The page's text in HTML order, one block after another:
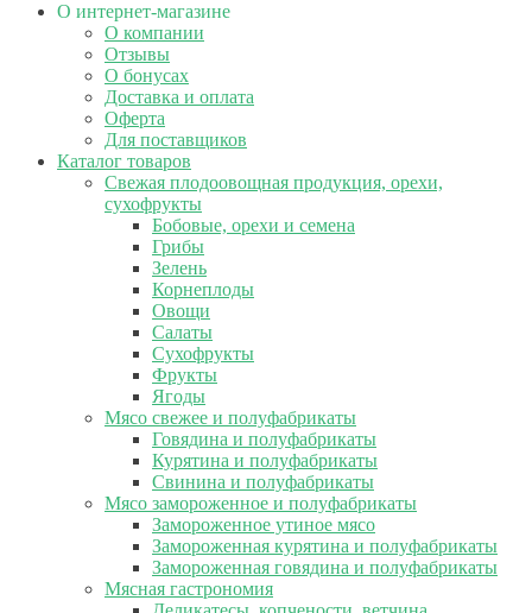
О интернет-магазине
О компании
Отзывы
О бонусах
Доставка и оплата
Оферта
Для поставщиков
Каталог товаров
Свежая плодоовощная продукция, орехи,
сухофрукты
Бобовые, орехи и семена
Грибы
Зелень
Корнеплоды
Овощи
Салаты
Сухофрукты
Фрукты
Ягоды
Мясо свежее и полуфабрикаты
Говядина и полуфабрикаты
Курятина и полуфабрикаты
Свинина и полуфабрикаты
Мясо замороженное и полуфабрикаты
Замороженное утиное мясо
Замороженная курятина и полуфабрикаты
Замороженная говядина и полуфабрикаты
Мясная гастрономия